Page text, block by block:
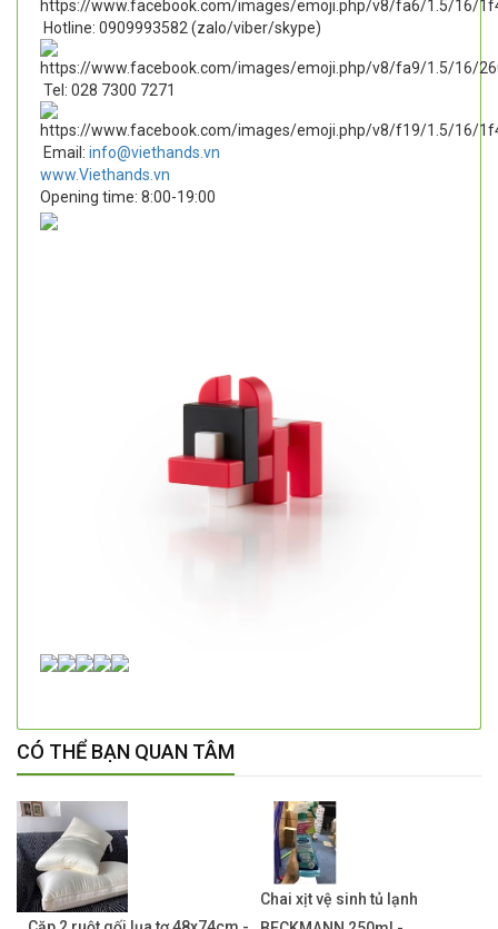
Hotline: 0909993582 (zalo/viber/skype)
Tel: 028 7300 7271
Email: info@viethands.vn
www.Viethands.vn
Opening time: 8:00-19:00
CÓ THỂ BẠN QUAN TÂM
Chai xịt vệ sinh tủ lạnh